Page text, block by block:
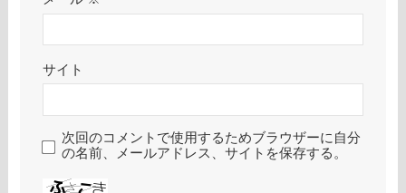
サイト
次回のコメントで使用するためブラウザーに自分
の名前、メールアドレス、サイトを保存する。